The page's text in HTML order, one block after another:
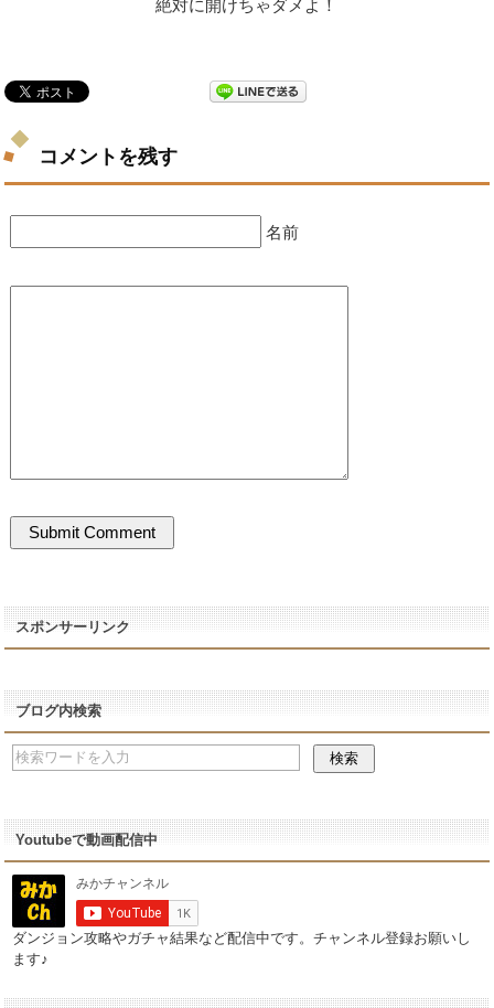
絶対に開けちゃダメよ！
コメントを残す
名前
スポンサーリンク
ブログ内検索
Youtubeで動画配信中
ダンジョン攻略やガチャ結果など配信中です。チャンネル登録お願いし
ます♪